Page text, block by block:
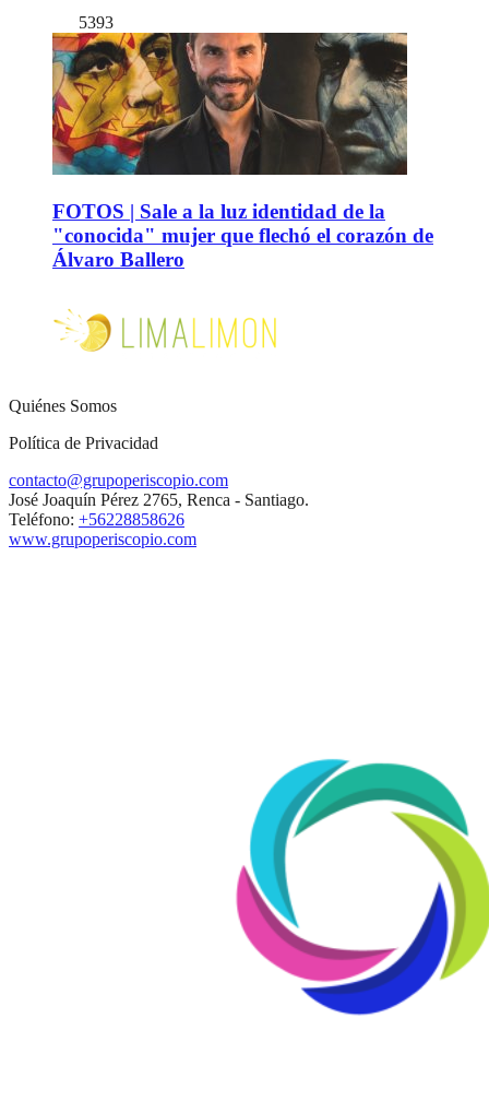
5393
FOTOS | Sale a la luz identidad de la
"conocida" mujer que flechó el corazón de
Álvaro Ballero
Quiénes Somos
Política de Privacidad
contacto@grupoperiscopio.com
José Joaquín Pérez 2765, Renca - Santiago.
Teléfono: +56228858626
www.grupoperiscopio.com